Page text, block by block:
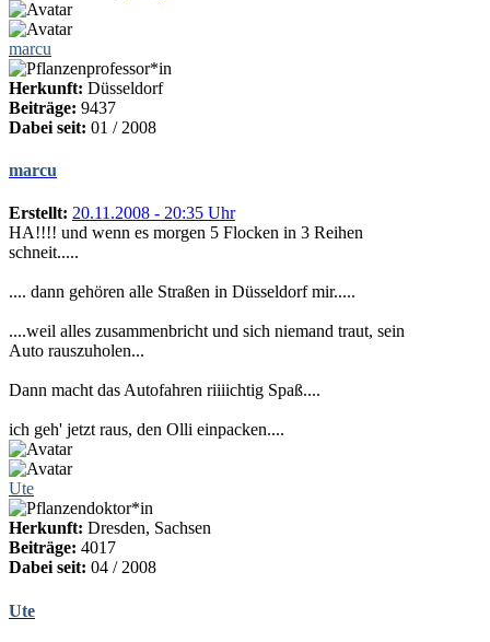
marcu
Herkunft: Düsseldorf
Beiträge: 9437
Dabei seit: 01 / 2008
marcu
Erstellt: 20.11.2008 - 20:35 Uhr
HA!!!! und wenn es morgen 5 Flocken in 3 Reihen
schneit.....
.... dann gehören alle Straßen in Düsseldorf mir.....
....weil alles zusammenbricht und sich niemand traut, sein
Auto rauszuholen...
Dann macht das Autofahren riiiichtig Spaß....
ich geh' jetzt raus, den Olli einpacken....
Ute
Herkunft: Dresden, Sachsen
Beiträge: 4017
Dabei seit: 04 / 2008
Ute